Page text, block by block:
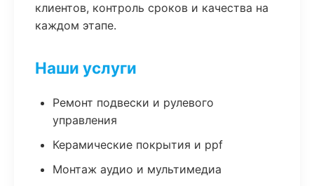
клиентов, контроль сроков и качества на
каждом этапе.
Наши услуги
Ремонт подвески и рулевого
управления
Керамические покрытия и ppf
Монтаж аудио и мультимедиа